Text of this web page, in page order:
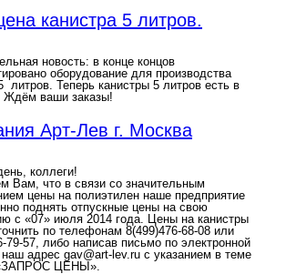
канистра 5 литров.
новость: в конце концов
оборудование для производства
литров. Теперь канистры 5 литров есть в
Ждём ваши заказы!
Арт-Лев г. Москва
коллеги!
Вам, что в связи со значительным
цены на полиэтилен наше предприятие
поднять отпускные цены на свою
с «07» июля 2014 года. Цены на канистры
по телефонам 8(499)476-68-08 или
79-57, либо написав письмо по электронной
наш адрес gav@art-lev.ru с указанием в теме
ЦЕНЫ».